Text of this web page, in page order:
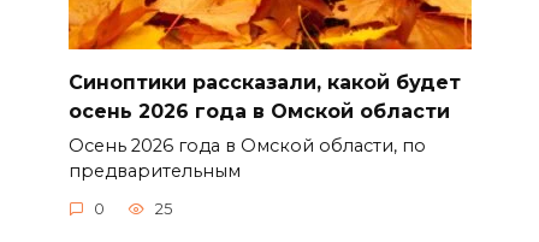
Синоптики рассказали, какой будет
осень 2026 года в Омской области
Осень 2026 года в Омской области, по
предварительным
0 25